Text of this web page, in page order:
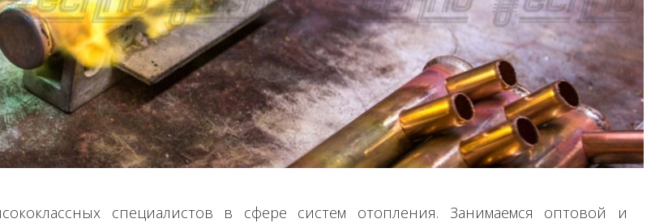
специалистов в сфере систем отопления. Занимаемся оптовой и